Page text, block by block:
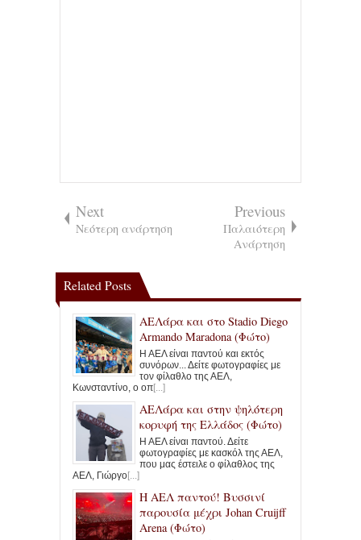
Next
Νεότερη ανάρτηση
Previous
Παλαιότερη
Ανάρτηση
Related Posts
ΑΕΛάρα και στο Stadio Diego
Armando Maradona (Φώτο)
Η ΑΕΛ είναι παντού και εκτός
συνόρων... Δείτε φωτογραφίες με
τον φίλαθλο της ΑΕΛ,
Κωνσταντίνο, ο οπ[...]
ΑΕΛάρα και στην ψηλότερη
κορυφή της Ελλάδος (Φώτο)
Η ΑΕΛ είναι παντού. Δείτε
φωτογραφίες με κασκόλ της ΑΕΛ,
που μας έστειλε ο φίλαθλος της
ΑΕΛ, Γιώργο[...]
Η ΑΕΛ παντού! Βυσσινί
παρουσία μέχρι Johan Cruijff
Arena (Φώτο)